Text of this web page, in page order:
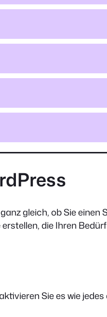
gleich, ob Sie einen
die Ihren
Sie es wie